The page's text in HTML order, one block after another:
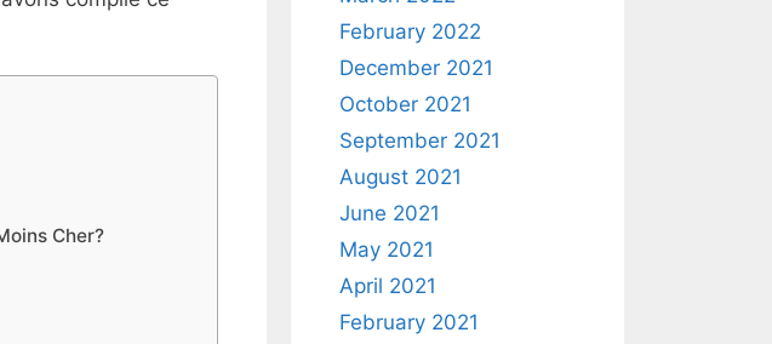
Cher?
February 2022
December 2021
October 2021
September 2021
August 2021
June 2021
May 2021
April 2021
February 2021